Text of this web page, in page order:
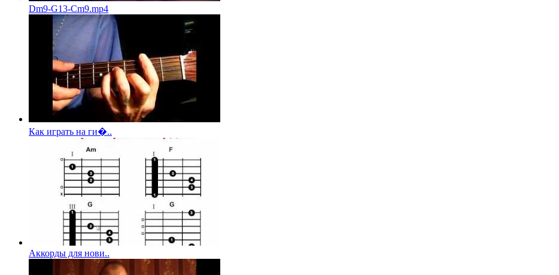
Dm9-G13-Cm9.mp4
Как играть на ги�..
Аккорды для нови..